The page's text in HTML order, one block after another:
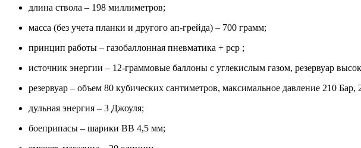
длина ствола – 198 миллиметров;
масса (без учета планки и другого ап-грейда) – 700 грамм;
принцип работы – газобаллонная пневматика + pcp ;
источник энергии – 12-граммовые баллоны с углекислым газом, резервуар
резервуар – объем 80 кубических сантиметров, максимальное давление 210 Бар,
дульная энергия – 3 Джоуля;
боеприпасы – шарики ВВ 4,5 мм;